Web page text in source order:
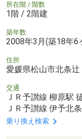
所在階 / 階数
1階 / 2階建
築年数
2008年3月(築18年6
住所
愛媛県松山市北条
交通
ＪＲ予讃線 柳原駅
ＪＲ予讃線 伊予北
乗り換え検索